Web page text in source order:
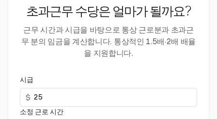
초과근무 수당은 얼마가 될까요?
근무 시간과 시급을 바탕으로 통상 근로분과 초과근
무 분의 임금을 계산합니다. 통상적인 1.5배·2배 배율
을 지원합니다.
시급
$
소정 근로 시간